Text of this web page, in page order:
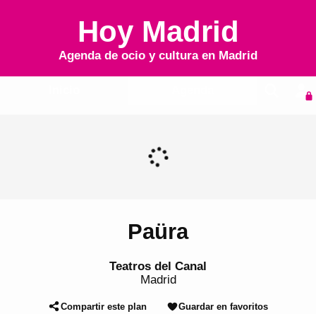
Hoy Madrid
Agenda de ocio y cultura en Madrid
Paüra
Teatros del Canal
Madrid
Compartir este plan Guardar en favoritos